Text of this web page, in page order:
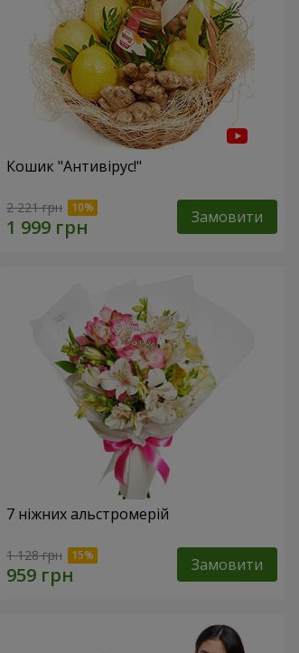
Кошик "Антивірус!"
2 221 грн Замовити
7 ніжних альстромерій
1 128 грн Замовити